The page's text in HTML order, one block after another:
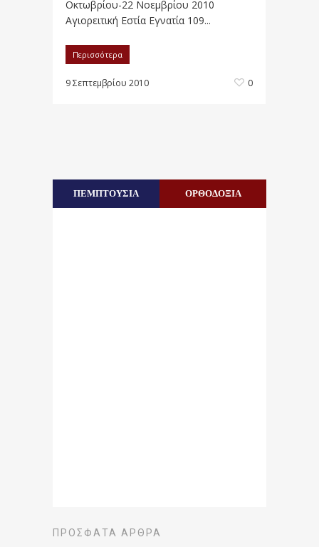
Οκτωβρίου-22 Νοεμβρίου 2010
Αγιορειτική Εστία Εγνατία 109...
Περισσότερα
9 Σεπτεμβρίου 2010 0
ΠΕΜΠΤΟΥΣΙΑ ΟΡΘΟΔΟΞΙΑ
ΠΡΌΣΦΑΤΑ ΆΡΘΡΑ